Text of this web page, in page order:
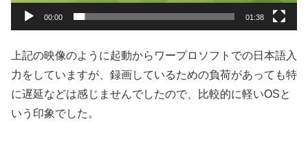
00:00 01:38
上記の映像のように起動からワープロソフトでの日本語入
力をしていますが、録画しているための負荷があっても特
に遅延などは感じませんでしたので、比較的に軽いOSと
いう印象でした。